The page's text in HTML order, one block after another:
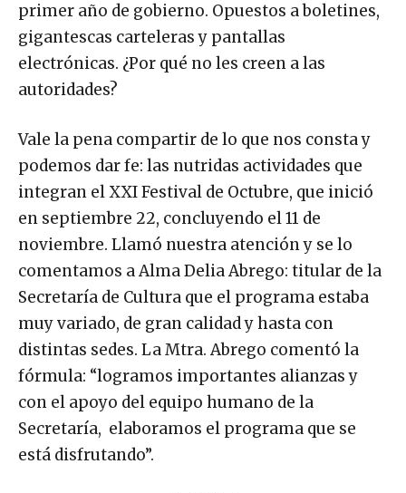
primer año de gobierno. Opuestos a boletines,
gigantescas carteleras y pantallas
electrónicas. ¿Por qué no les creen a las
autoridades?
Vale la pena compartir de lo que nos consta y
podemos dar fe: las nutridas actividades que
integran el XXI Festival de Octubre, que inició
en septiembre 22, concluyendo el 11 de
noviembre. Llamó nuestra atención y se lo
comentamos a Alma Delia Abrego: titular de la
Secretaría de Cultura que el programa estaba
muy variado, de gran calidad y hasta con
distintas sedes. La Mtra. Abrego comentó la
fórmula: “logramos importantes alianzas y
con el apoyo del equipo humano de la
Secretaría, elaboramos el programa que se
está disfrutando”.